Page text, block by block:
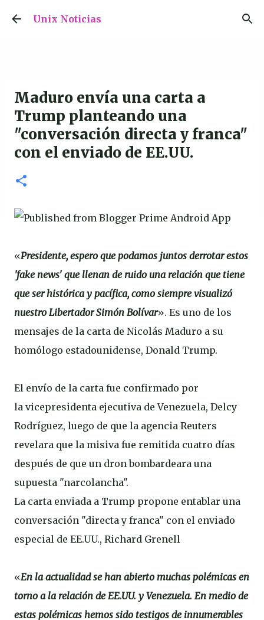
Ir al contenido principal
Unix Noticias
Maduro envía una carta a
Trump planteando una
"conversación directa y franca"
con el enviado de EE.UU.
«Presidente, espero que podamos juntos derrotar estos
'fake news' que llenan de ruido una relación que tiene
que ser histórica y pacífica, como siempre visualizó
nuestro Libertador Simón Bolívar». Es uno de los
mensajes de la carta de Nicolás Maduro a su
homólogo estadounidense, Donald Trump.
El envío de la carta fue confirmado por
la vicepresidenta ejecutiva de Venezuela, Delcy
Rodríguez, luego de que la agencia Reuters
revelara que la misiva fue remitida cuatro días
después de que un dron bombardeara una
supuesta "narcolancha".
La carta enviada a Trump propone entablar una
conversación "directa y franca" con el enviado
especial de EE.UU., Richard Grenell
«En la actualidad se han abierto muchas polémicas en
torno a la relación de EE.UU. y Venezuela. En medio de
estas polémicas hemos sido testigos de innumerables